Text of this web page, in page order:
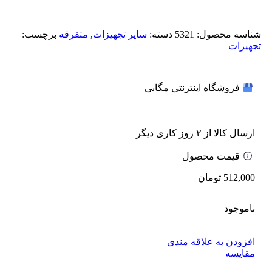
شناسه محصول: 5321 دسته: سایر تجهیزات, متفرقه برچسب:
تجهیزات
فروشگاه اینترنتی مگابی
ارسال کالا از ۲ روز کاری دیگر
قیمت محصول
512,000 تومان
ناموجود
افزودن به علاقه مندی
مقایسه